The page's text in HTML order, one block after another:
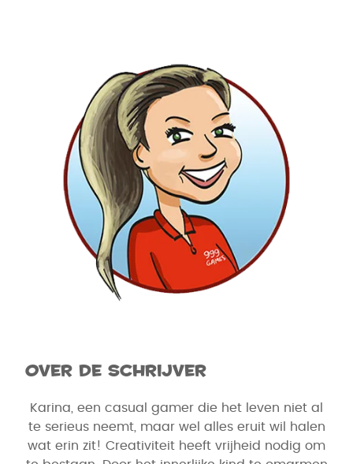
Over de schrijver
Karina, een casual gamer die het leven niet al
te serieus neemt, maar wel alles eruit wil halen
wat erin zit! Creativiteit heeft vrijheid nodig om